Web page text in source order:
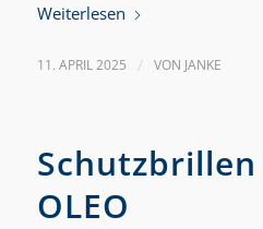
Weiterlesen
11. APRIL 2025 / VON JANKE
Schutzbrillen
OLEO